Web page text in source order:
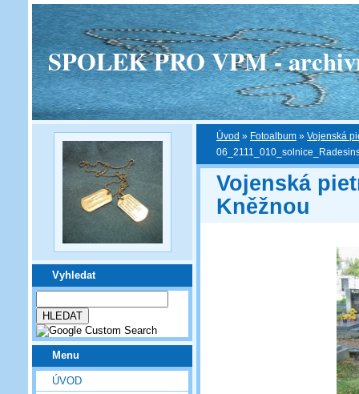
SPOLEK PRO VPM -
Vyhledat
Menu
ÚVOD
Úvod » Fotoalbum » Vojenská
Vojenská
Kněžnou